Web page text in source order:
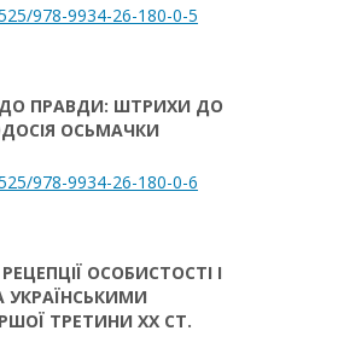
978-9934-26-180-0-5
ПРАВДИ: ШТРИХИ ДО
ОСЬМАЧКИ
978-9934-26-180-0-6
ОСОБИСТОСТІ І
УКРАЇНСЬКИМИ
ТРЕТИНИ ХХ СТ.